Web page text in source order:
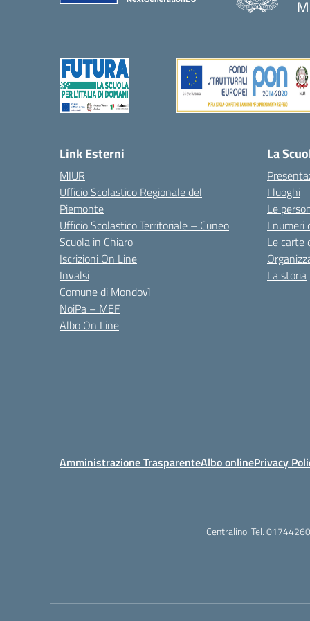
Link Esterni
MIUR
Ufficio Scolastico Regionale del
Piemonte
Ufficio Scolastico Territoriale – Cuneo
Scuola in Chiaro
Iscrizioni On Line
Invalsi
Comune di Mondovì
NoiPa – MEF
Albo On Line
La
I luoghi
Le
I numeri
Le carte
La storia
Amministrazione TrasparenteAlbo onlinePrivacy
Centralino:Tel.